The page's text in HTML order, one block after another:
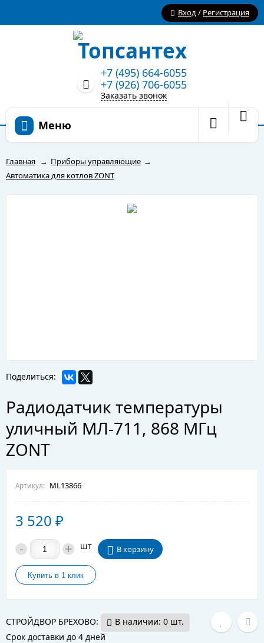
Вход/ Регистрация
+7 (495) 664-6055
+7 (926) 706-6055
Заказать звонок
Меню
Главная → Приборы управляющие →
Автоматика для котлов ZONT
Поделиться:
Радиодатчик температуры
уличный МЛ-711, 868 МГц
ZONT
Артикул: ML13866
3 520 ₽
- + шт В корзину
СТРОЙДВОР БРЕХОВО:
В наличии: 0 шт.
Срок доставки до 4 дней